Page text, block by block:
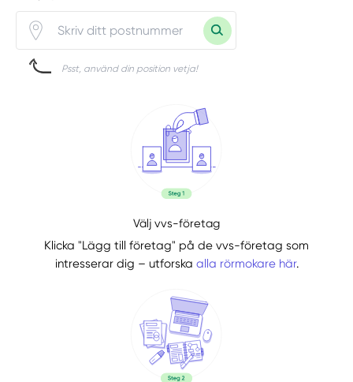
Psst, använd din position vetja!
Välj vvs-företag
Klicka "Lägg till företag" på de vvs-företag som
intresserar dig – utforska alla rörmokare här.